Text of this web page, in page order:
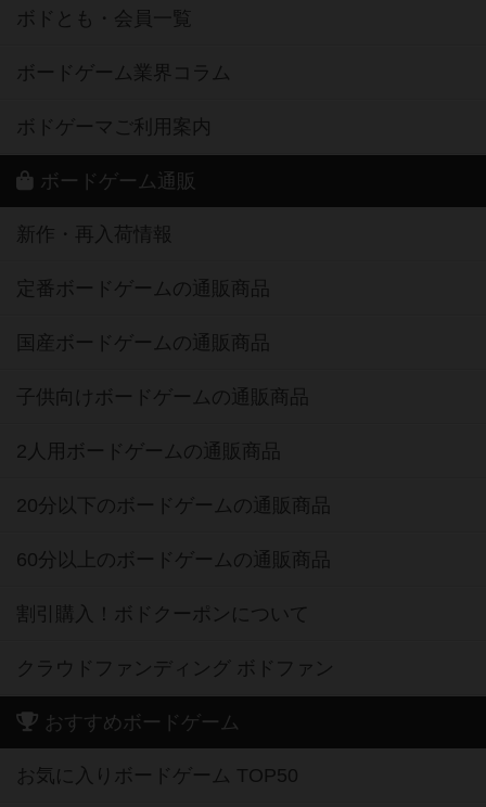
ボドとも・会員一覧
ボードゲーム業界コラム
ボドゲーマご利用案内
ボードゲーム通販
新作・再入荷情報
定番ボードゲームの通販商品
国産ボードゲームの通販商品
子供向けボードゲームの通販商品
2人用ボードゲームの通販商品
20分以下のボードゲームの通販商品
60分以上のボードゲームの通販商品
割引購入！ボドクーポンについて
クラウドファンディング ボドファン
おすすめボードゲーム
お気に入りボードゲーム TOP50